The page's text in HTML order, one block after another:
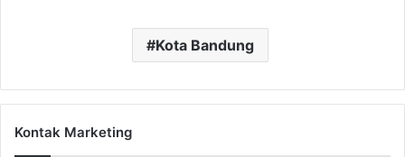
Kota Bandung
Kontak Marketing